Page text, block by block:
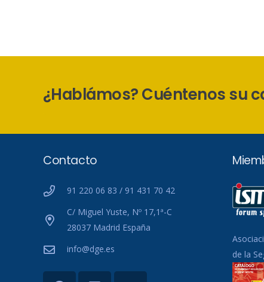
¿Hablámos? Cuéntenos su
Contacto
91 220 06 83 / 91 431 70 42
C/ Miguel Yuste, Nº 17,1ª-C
28037 Madrid España
info@dge.es
de la